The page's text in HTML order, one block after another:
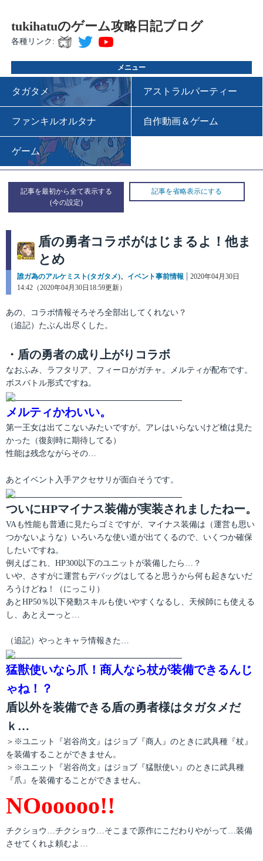
tukihatuのゲーム攻略日記ブログ
各種リンク:
メニュー
タガタメ アストラルパーティー
ファンキルオルタナ 自作動画＆ゲーム
ゲーム
記事を最初から全て表示する 記事を省略表示にする
盾の勇者コラボがはじまるよ！他ま
とめ
カ
テ
リ
ー
誰ガ為のアルケミスト(タガタメ)、 イベント事前情報
投
2020年04月30日
14:42（2020年04月30日18:59更新）
あの、コラボ情報そろそろ全部出してくれない？
（追記）たぶん出尽くした。
・盾の勇者の成り上がりコラボ
なおふみ、ラフタリア、フィーロがガチャ。メルティが配布です。
ボスバトル形式ですね。
メルティかわいい。
第一王女は出てこないみたいですが。アレはいらないけど槍は見た
かった（復刻時に期待してる）
性能は残念ながらその…
あとイベント入手アクセサリが面白そうです。
ついにHPマイナス装備が実装されましたねー。
VAも性能も普通に見たらゴミですが、マイナス装備は（運営も思い
つかないような）いろいろな使い道が出てくるので、いくつか確保
したいですね。
例えばこれ、HP300以下のユニットが装備したら…？
いや、さすがに運営もデバッグはしてると思うから何も起きないだ
ろうけどね！（にっこり）
あとHP50％以下発動スキルも使いやすくなるし、天候師にも使える
し、あとえーっと…
（追記）やっとキャラ情報きた…
猛獣使いなら爪！商人なら杖が装備できるんじ
ゃね！？
盾以外を装備できる盾の勇者様はタガタメだ
ｋ…
＞※ユニット『岩谷尚文』はジョブ『商人』のときに武具種『杖』
を装備することができません。
＞※ユニット『岩谷尚文』はジョブ『猛獣使い』のときに武具種
『爪』を装備することができません。
NOooooo!!
チクショウ…チクショウ…そこまで原作にこだわりやがって…装備
させてくれよ頼むよ…